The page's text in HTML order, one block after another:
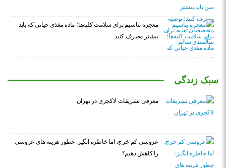
معجزه پتاسیم برای سلامت کلیه‌ها؛ ماده مغذی حیاتی که باید
بیشتر مصرف کنید
سبک زندگی
معرفی تشریفات لاکچری در تهران
عروسی کم خرج، اما خاطره انگیز: چطور هزینه های عروسی
را کاهش دهیم؟